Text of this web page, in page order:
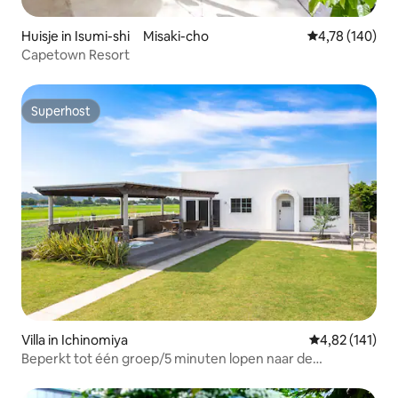
Huisje in Isumi-shi Misaki-cho Gemiddelde
4,78 (140)
Capetown Resort
Superhost
Superhost
Villa in Ichinomiya Gemiddelde
4,82 (141)
Beperkt tot één groep/5 minuten lopen naar de